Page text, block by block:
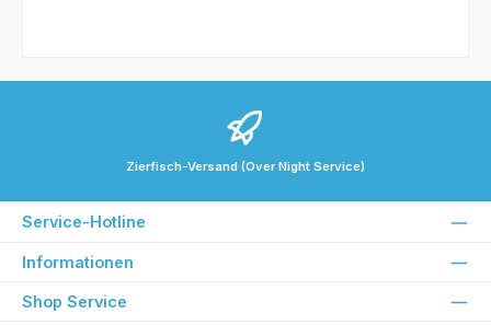
Zierfisch-Versand (Over Night Service)
Service-Hotline
Informationen
Shop Service